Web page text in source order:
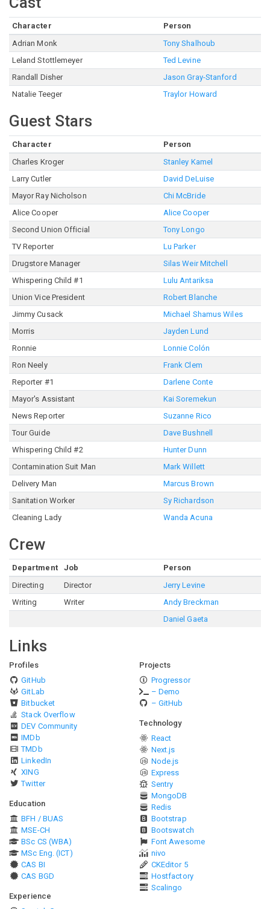
Character
Person
Adrian Monk
Tony Shalhoub
Leland Stottlemeyer
Ted Levine
Randall Disher
Jason Gray-Stanford
Natalie Teeger
Traylor Howard
Guest Stars
Character
Person
Charles Kroger
Stanley Kamel
Larry Cutler
David DeLuise
Mayor Ray Nicholson
Chi McBride
Alice Cooper
Alice Cooper
Second Union Official
Tony Longo
TV Reporter
Lu Parker
Drugstore Manager
Silas Weir Mitchell
Whispering Child #1
Lulu Antariksa
Union Vice President
Robert Blanche
Jimmy Cusack
Michael Shamus Wiles
Morris
Jayden Lund
Ronnie
Lonnie Colón
Ron Neely
Frank Clem
Reporter #1
Darlene Conte
Mayor's Assistant
Kai Soremekun
News Reporter
Suzanne Rico
Tour Guide
Dave Bushnell
Whispering Child #2
Hunter Dunn
Contamination Suit Man
Mark Willett
Delivery Man
Marcus Brown
Sanitation Worker
Sy Richardson
Cleaning Lady
Wanda Acuna
Crew
Department Job
Person
Directing
Director
Jerry Levine
Writing
Writer
Andy Breckman
Daniel Gaeta
Links
Profiles
GitHub
GitLab
Bitbucket
Stack Overflow
DEV Community
IMDb
TMDb
LinkedIn
XING
Twitter
Education
BFH / BUAS
MSE-CH
BSc CS (WBA)
MSc Eng. (ICT)
CAS BI
CAS BGD
Experience
Projects
Progressor
– Demo
– GitHub
Technology
React
Next.js
Node.js
Express
Sentry
MongoDB
Redis
Bootstrap
Bootswatch
Font Awesome
nivo
CKEditor 5
Hostfactory
Scalingo